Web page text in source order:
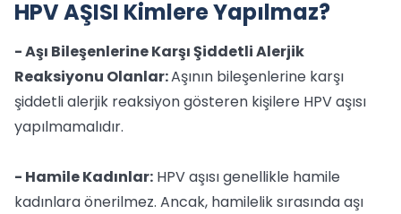
HPV AŞISI Kimlere Yapılmaz?
- Aşı Bileşenlerine Karşı Şiddetli Alerjik
Reaksiyonu Olanlar:Aşının bileşenlerine karşı
şiddetli alerjik reaksiyon gösteren kişilere HPV aşısı
yapılmamalıdır.
- Hamile Kadınlar: HPV aşısı genellikle hamile
kadınlara önerilmez. Ancak, hamilelik sırasında aşı